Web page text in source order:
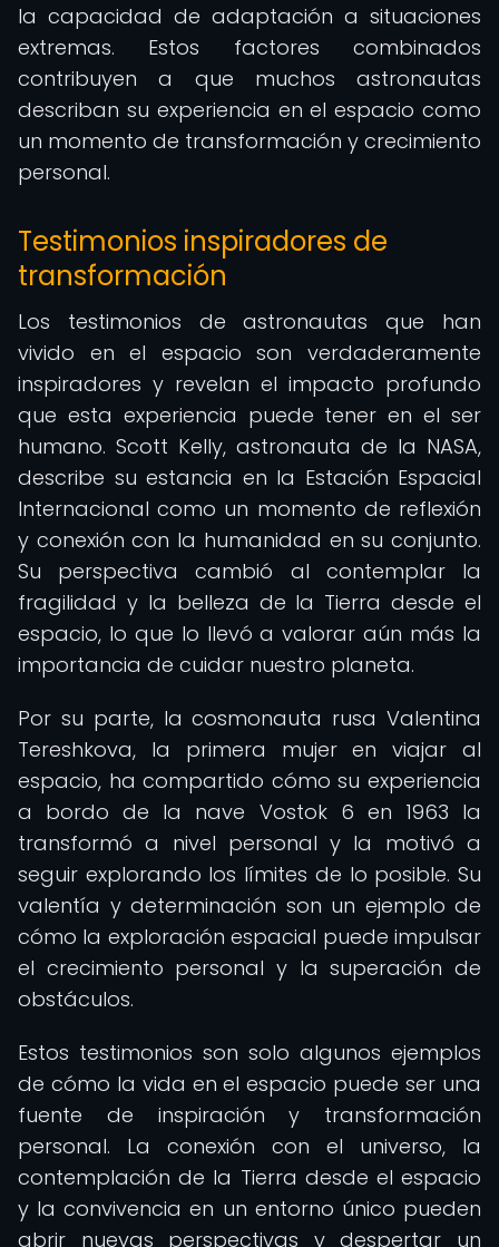
la capacidad de adaptación a situaciones
extremas. Estos factores combinados
contribuyen a que muchos astronautas
describan su experiencia en el espacio como
un momento de transformación y crecimiento
personal.
Testimonios inspiradores de
transformación
Los testimonios de astronautas que han
vivido en el espacio son verdaderamente
inspiradores y revelan el impacto profundo
que esta experiencia puede tener en el ser
humano. Scott Kelly, astronauta de la NASA,
describe su estancia en la Estación Espacial
Internacional como un momento de reflexión
y conexión con la humanidad en su conjunto.
Su perspectiva cambió al contemplar la
fragilidad y la belleza de la Tierra desde el
espacio, lo que lo llevó a valorar aún más la
importancia de cuidar nuestro planeta.
Por su parte, la cosmonauta rusa Valentina
Tereshkova, la primera mujer en viajar al
espacio, ha compartido cómo su experiencia
a bordo de la nave Vostok 6 en 1963 la
transformó a nivel personal y la motivó a
seguir explorando los límites de lo posible. Su
valentía y determinación son un ejemplo de
cómo la exploración espacial puede impulsar
el crecimiento personal y la superación de
obstáculos.
Estos testimonios son solo algunos ejemplos
de cómo la vida en el espacio puede ser una
fuente de inspiración y transformación
personal. La conexión con el universo, la
contemplación de la Tierra desde el espacio
y la convivencia en un entorno único pueden
abrir nuevas perspectivas y despertar un